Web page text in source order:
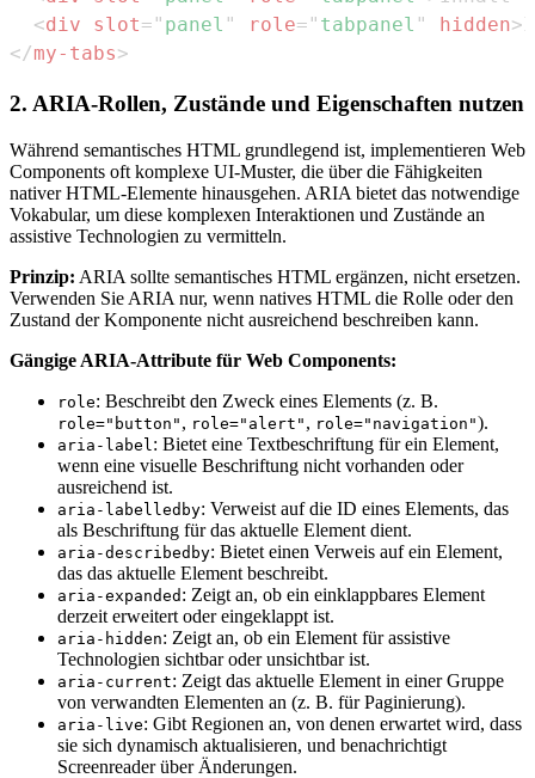
<div slot= " panel " role= " tabpanel " hidden>
</my-tabs>
2. ARIA-Rollen, Zustände und Eigenschaften nutzen
Während semantisches HTML grundlegend ist, implementieren Web
Components oft komplexe UI-Muster, die über die Fähigkeiten
nativer HTML-Elemente hinausgehen. ARIA bietet das notwendige
Vokabular, um diese komplexen Interaktionen und Zustände an
assistive Technologien zu vermitteln.
Prinzip: ARIA sollte semantisches HTML ergänzen, nicht ersetzen.
Verwenden Sie ARIA nur, wenn natives HTML die Rolle oder den
Zustand der Komponente nicht ausreichend beschreiben kann.
Gängige ARIA-Attribute für Web Components:
role: Beschreibt den Zweck eines Elements (z. B.
role="button" , role="alert" , role="navigation").
aria-label : Bietet eine Textbeschriftung für ein Element,
wenn eine visuelle Beschriftung nicht vorhanden oder
ausreichend ist.
aria-labelledby: Verweist auf die ID eines Elements, das
als Beschriftung für das aktuelle Element dient.
aria-describedby: Bietet einen Verweis auf ein Element,
das das aktuelle Element beschreibt.
aria-expanded : Zeigt an, ob ein einklappbares Element
derzeit erweitert oder eingeklappt ist.
aria-hidden: Zeigt an, ob ein Element für assistive
Technologien sichtbar oder unsichtbar ist.
aria-current: Zeigt das aktuelle Element in einer Gruppe
von verwandten Elementen an (z. B. für Paginierung).
aria-live: Gibt Regionen an, von denen erwartet wird, dass
sie sich dynamisch aktualisieren, und benachrichtigt
Screenreader über Änderungen.